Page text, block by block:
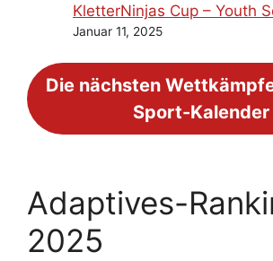
KletterNinjas Cup – Youth
Januar 11, 2025
Die nächsten
Sport-Kalender
Adaptives-
2025